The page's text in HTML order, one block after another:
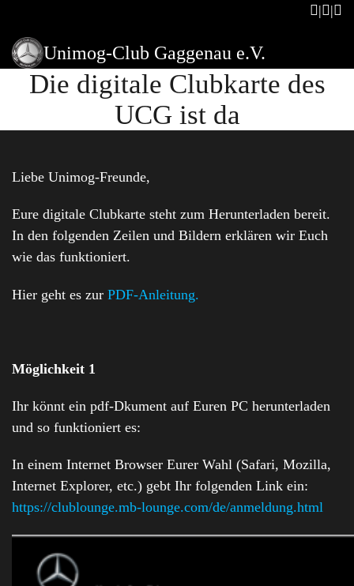
Unimog-Club Gaggenau e.V.
Die digitale Clubkarte des
UCG ist da
Liebe Unimog-Freunde,
Eure digitale Clubkarte steht zum Herunterladen bereit.
In den folgenden Zeilen und Bildern erklären wir Euch
wie das funktioniert.
Hier geht es zur PDF-Anleitung.
Möglichkeit 1
Ihr könnt ein pdf-Dkument auf Euren PC herunterladen
und so funktioniert es:
In einem Internet Browser Eurer Wahl (Safari, Mozilla,
Internet Explorer, etc.) gebt Ihr folgenden Link ein:
https://clublounge.mb-lounge.com/de/anmeldung.html